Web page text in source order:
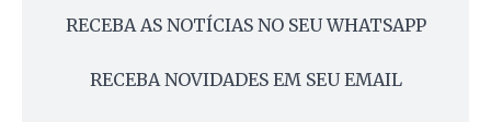
RECEBA AS NOTÍCIAS NO SEU WHATSAPP
RECEBA NOVIDADES EM SEU EMAIL